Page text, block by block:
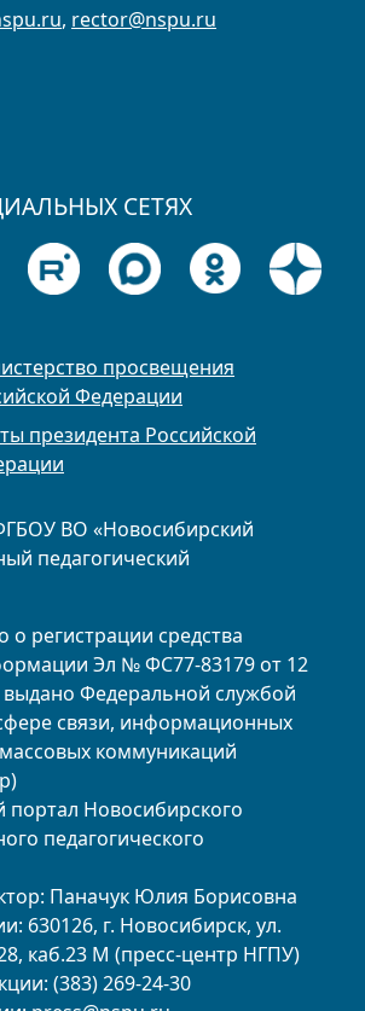
ВО «Новосибирский
педагогический
о регистрации средства
Эл № ФС77-83179 от 12
выдано Федеральной службой
связи, информационных
коммуникаций
Новосибирского
педагогического
Паначук Юлия Борисовна
630126, г. Новосибирск, ул.
каб.23 М (пресс-центр НГПУ)
(383) 269-24-30
, rector@nspu.ru
СЕТЯХ
просвещения
Федерации
президента Российской